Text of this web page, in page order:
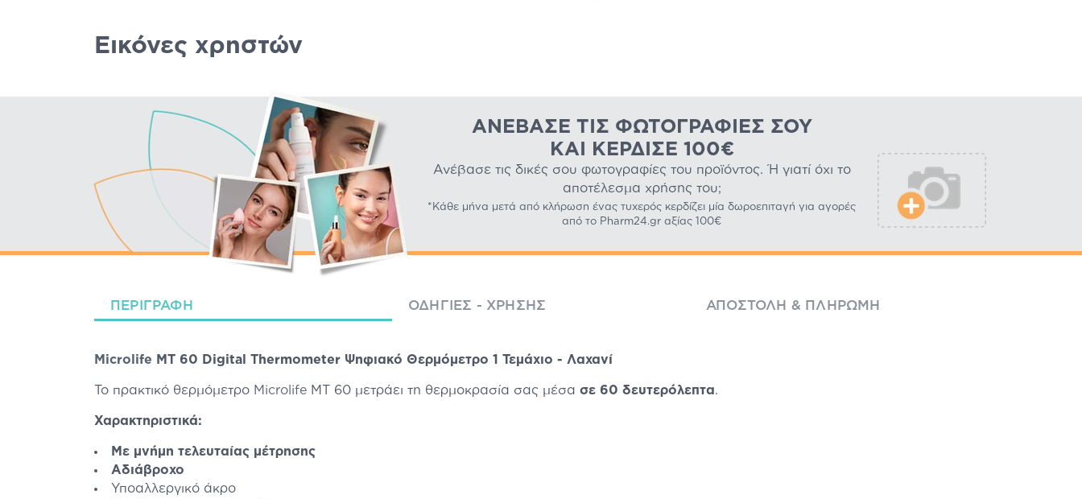
Εικόνες χρηστών
ΑΝΈΒΑΣΕ ΤΙΣ ΦΩΤΟΓΡΑΦΊΕΣ ΣΟΥ
ΚΑΙ ΚΈΡΔΙΣΕ 100€
Ανέβασε τις δικές σου φωτογραφίες του προϊόντος. Ή γιατί όχι το
αποτέλεσμα χρήσης του;
*Κάθε μήνα μετά από κλήρωση ένας τυχερός κερδίζει μία δωροεπιταγή για αγορές
από το Pharm24.gr αξίας 100€
ΠΕΡΙΓΡΑΦΉ ΟΔΗΓΊΕΣ - ΧΡΉΣΗΣ ΑΠΟΣΤΟΛΉ & ΠΛΗΡΩΜΉ
Microlife MT 60 Digital Thermometer Ψηφιακό Θερμόμετρο 1 Τεμάχιο - Λαχανί
Το πρακτικό θερμόμετρο Microlife MT 60 μετράει τη θερμοκρασία σας μέσα σε 60 δευτερόλεπτα.
Χαρακτηριστικά:
Με μνήμη τελευταίας μέτρησης
Αδιάβροχο
Υποαλλεργικό άκρο